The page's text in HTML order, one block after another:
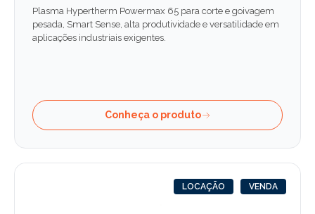
Plasma Hypertherm Powermax 65 para corte e goivagem
pesada, Smart Sense, alta produtividade e versatilidade em
aplicações industriais exigentes.
Conheça o produto
LOCAÇÃO VENDA